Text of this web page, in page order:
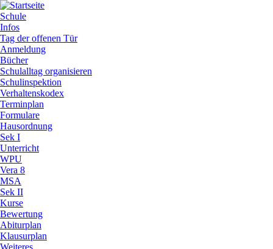
Direkt
zum
Inhalt
Main
navigation
Schule
Infos
Tag der offenen Tür
Anmeldung
Bücher
Schulalltag organisieren
Schulinspektion
Verhaltenskodex
Terminplan
Formulare
Hausordnung
Sek I
Unterricht
WPU
Vera 8
MSA
Sek II
Kurse
Bewertung
Abiturplan
Klausurplan
Weiteres